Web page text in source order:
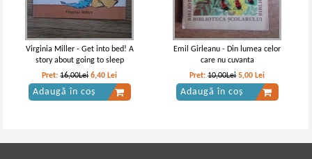
Virginia Miller - Get into bed! A
story about going to sleep
Pret:16,00Lei 6,40 Lei
Adaugă în coș
Emil Girleanu - Din lumea celor
care nu cuvanta
Pret:10,00Lei 5,00 Lei
Adaugă în coș